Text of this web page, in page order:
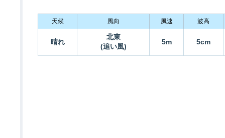
天候 風向 風速 波高
晴れ
北東
(追い風)
5m 5cm